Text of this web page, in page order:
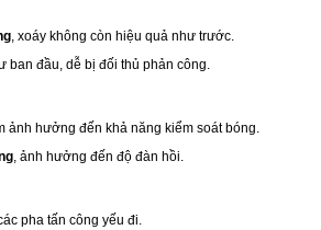
, xoáy không còn hiệu quả như trước.
ban đầu, dễ bị đối thủ phản công.
ảnh hưởng đến khả năng kiểm soát bóng.
, ảnh hưởng đến độ đàn hồi.
pha tấn công yếu đi.